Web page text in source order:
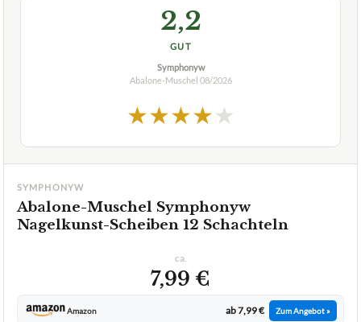
2,2
GUT
Symphonyw
Abalone-Muschel 08/2026
★★★★★
SYMPHONYW
Abalone-Muschel Symphonyw
Nagelkunst-Scheiben 12 Schachteln
ca.
7,99 €
Amazon ab 7,99 € Zum Angebot »